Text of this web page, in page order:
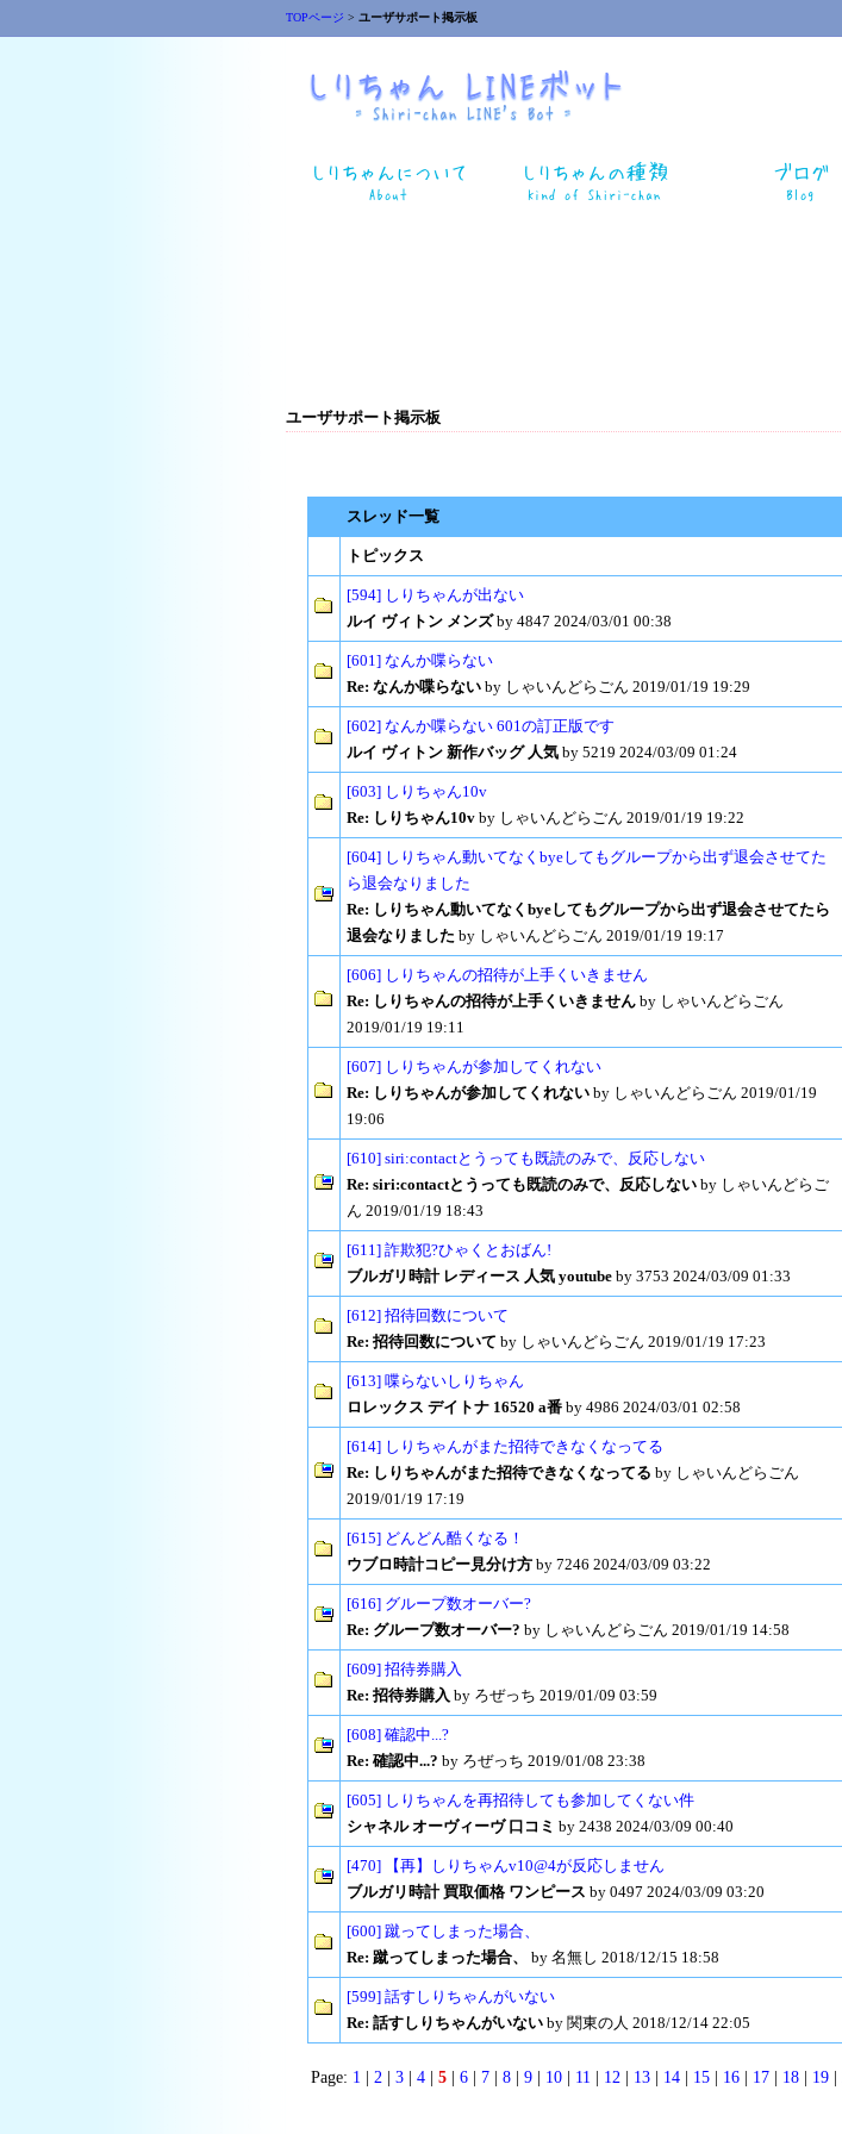
TOPページ > ユーザサポート掲示板
ユーザサポート掲示板
スレッド一覧
トピックス
[594] しりちゃんが出ない
ルイ ヴィトン メンズby 4847 2024/03/01 00:38
[601] なんか喋らない
Re: なんか喋らない by しゃいんどらごん 2019/01/19 19:29
[602] なんか喋らない 601の訂正版です
ルイ ヴィトン 新作バッグ 人気 by 5219 2024/03/09 01:24
[603] しりちゃん10v
Re: しりちゃん10v by しゃいんどらごん 2019/01/19 19:22
[604] しりちゃん動いてなくbyeしてもグループから出ず退会させてた
ら退会なりました
Re: しりちゃん動いてなくbyeしてもグループから出ず退会させてたら
退会なりました by しゃいんどらごん 2019/01/19 19:17
[606] しりちゃんの招待が上手くいきません
Re: しりちゃんの招待が上手くいきません by しゃいんどらごん
2019/01/19 19:11
[607] しりちゃんが参加してくれない
Re: しりちゃんが参加してくれない by しゃいんどらごん 2019/01/19
19:06
[610] siri:contactとうっても既読のみで、反応しない
Re: siri:contactとうっても既読のみで、反応しない by しゃいんどらご
ん 2019/01/19 18:43
[611] 詐欺犯?ひゃくとおばん!
ブルガリ時計 レディース 人気 youtube by 3753 2024/03/09 01:33
[612] 招待回数について
Re: 招待回数について by しゃいんどらごん 2019/01/19 17:23
[613] 喋らないしりちゃん
ロレックス デイトナ 16520 a番 by 4986 2024/03/01 02:58
[614] しりちゃんがまた招待できなくなってる
Re: しりちゃんがまた招待できなくなってる by しゃいんどらごん
2019/01/19 17:19
[615] どんどん酷くなる！
ウブロ時計コピー見分け方 by 7246 2024/03/09 03:22
[616] グループ数オーバー?
Re: グループ数オーバー? by しゃいんどらごん 2019/01/19 14:58
[609] 招待券購入
Re: 招待券購入 by ろぜっち 2019/01/09 03:59
[608] 確認中...?
Re: 確認中...? by ろぜっち 2019/01/08 23:38
[605] しりちゃんを再招待しても参加してくない件
シャネル オーヴィーヴ 口コミ by 2438 2024/03/09 00:40
[470] 【再】しりちゃんv10@4が反応しません
ブルガリ時計 買取価格 ワンピース by 0497 2024/03/09 03:20
[600] 蹴ってしまった場合、
Re: 蹴ってしまった場合、
by 名無し 2018/12/15 18:58
[599] 話すしりちゃんがいない
Re: 話すしりちゃんがいない by 関東の人 2018/12/14 22:05
Page: 1 | 2 | 3 | 4 | 5 | 6 | 7 | 8 | 9 | 10 | 11 | 12 | 13 | 14 | 15 | 16 | 17 | 18 | 19 |